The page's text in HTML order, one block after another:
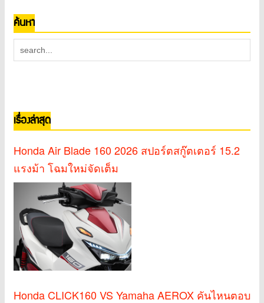
ค้นหา
เรื่องล่าสุด
Honda Air Blade 160 2026 สปอร์ตสกู๊ตเตอร์ 15.2
แรงม้า โฉมใหม่จัดเต็ม
Honda CLICK160 VS Yamaha AEROX คันไหนตอบ